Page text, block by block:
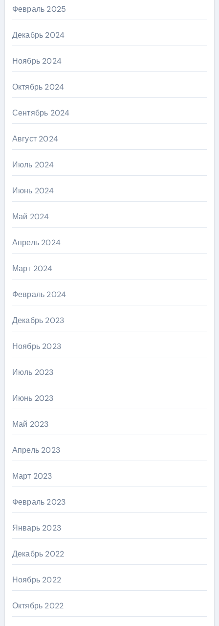
Февраль 2025
Декабрь 2024
Ноябрь 2024
Октябрь 2024
Сентябрь 2024
Август 2024
Июль 2024
Июнь 2024
Май 2024
Апрель 2024
Март 2024
Февраль 2024
Декабрь 2023
Ноябрь 2023
Июль 2023
Июнь 2023
Май 2023
Апрель 2023
Март 2023
Февраль 2023
Январь 2023
Декабрь 2022
Ноябрь 2022
Октябрь 2022